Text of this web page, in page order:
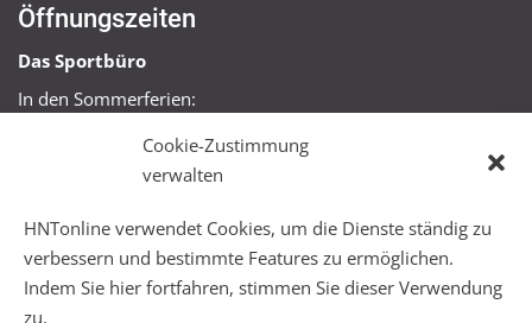
Cookie-Zustimmung
verwalten
HNTonline verwendet Cookies, um die Dienste ständig zu
verbessern und bestimmte Features zu ermöglichen.
Indem Sie hier fortfahren, stimmen Sie dieser Verwendung
zu.
Öffnungszeiten
Das Sportbüro
In den Sommerferien:
Mo + Mi 16:00 – 18:00 Uhr
Mo – Fr 08:00 – 22:00 Uhr
Sa + So 10:00 – 18:00 Uhr